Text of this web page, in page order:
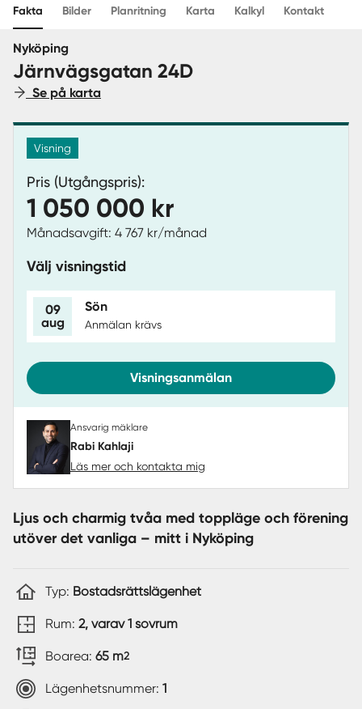
Sverige
Fakta Bilder Planritning Karta Kalkyl Kontakt
Nyköping
Järnvägsgatan 24D
Se på karta
Visning
Pris (Utgångspris):
1 050 000 kr
Månadsavgift: 4 767 kr/månad
Välj visningstid
09
aug
Sön
Anmälan krävs
Visningsanmälan
Ansvarig mäklare
Rabi Kahlaji
Läs mer och kontakta mig
Ljus och charmig tvåa med toppläge och förening
utöver det vanliga – mitt i Nyköping
Typ: Bostadsrättslägenhet
Rum: 2, varav 1 sovrum
Boarea: 65 m2
Lägenhetsnummer: 1